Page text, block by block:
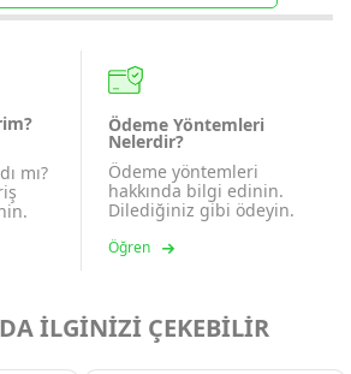
mı?
Ödeme Yöntemleri
Nelerdir?
Ödeme yöntemleri
hakkında bilgi edinin.
Dilediğiniz gibi ödeyin.
Öğren
İLGİNİZİ ÇEKEBİLİR